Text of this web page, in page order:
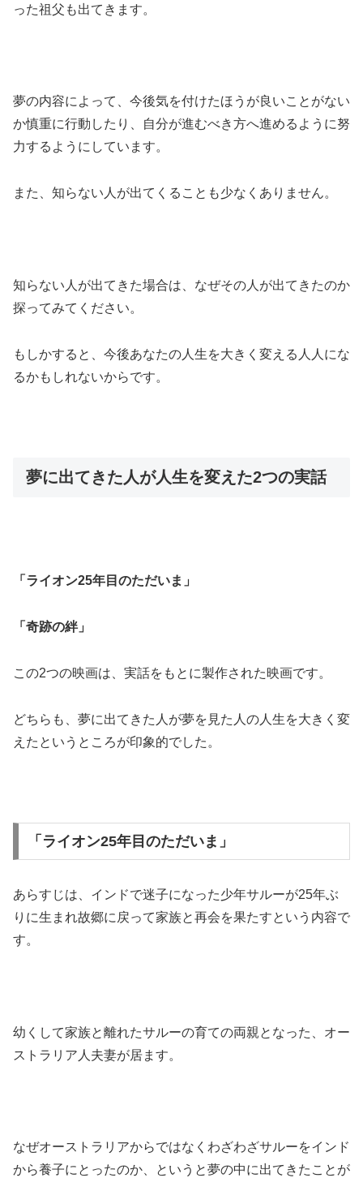
った祖父も出てきます。
夢の内容によって、今後気を付けたほうが良いことがない
か慎重に行動したり、自分が進むべき方へ進めるように努
力するようにしています。
また、知らない人が出てくることも少なくありません。
知らない人が出てきた場合は、なぜその人が出てきたのか
探ってみてください。
もしかすると、今後あなたの人生を大きく変える人人にな
るかもしれないからです。
夢に出てきた人が人生を変えた2つの実話
「ライオン25年目のただいま」
「奇跡の絆」
この2つの映画は、実話をもとに製作された映画です。
どちらも、夢に出てきた人が夢を見た人の人生を大きく変
えたというところが印象的でした。
「ライオン25年目のただいま」
あらすじは、インドで迷子になった少年サルーが25年ぶ
りに生まれ故郷に戻って家族と再会を果たすという内容で
す。
幼くして家族と離れたサルーの育ての両親となった、オー
ストラリア人夫妻が居ます。
なぜオーストラリアからではなくわざわざサルーをインド
から養子にとったのか、というと夢の中に出てきたことが